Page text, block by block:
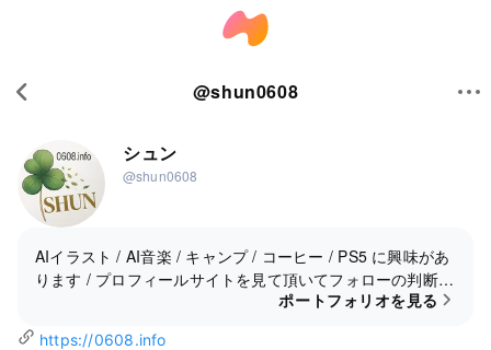
@shun0608
シュン
@shun0608
AIイラスト / AI音楽 / キャンプ / コーヒー / PS5 に興味があ
ります / プロフィールサイトを見て頂いてフォローの判断を
ポートフォリオを見る
https://0608.info